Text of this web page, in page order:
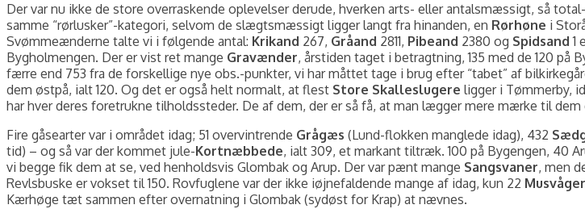
Der var nu ikke de store overraskende oplevelser derude, hverken arts- eller antalsmæssigt, så
samme “rørlusker”-kategori, selvom de slægtsmæssigt ligger langt fra hinanden, en Rørhøne i
Svømmeænderne talte vi i følgende antal: Krikand 267, Gråand 2811, Pibeand 2380 og Spidsand 1
Bygholmengen. Der er vist ret mange Gravænder, årstiden taget i betragtning, 135 med de 120 på
færre end 753 fra de forskellige nye obs.-punkter, vi har måttet tage i brug efter “tabet” af
dem østpå, ialt 120. Og det er også helt normalt, at flest Store Skalleslugere ligger i Tømmerby,
har hver deres foretrukne tilholdssteder. De af dem, der er så få, at man lægger mere mærke til dem
Fire gåsearter var i området idag; 51 overvintrende Grågæs (Lund-flokken manglede idag), 432
tid) – og så var der kommet jule-Kortnæbbede, ialt 309, et markant tiltræk. 100 på Bygengen, 40
vi begge fik dem at se, ved henholdsvis Glombak og Arup. Der var pænt mange Sangsvaner, men
Revlsbuske er vokset til 150. Rovfuglene var der ikke iøjnefaldende mange af idag, kun 22 Musvåger
Kærhøge tæt sammen efter overnatning i Glombak (sydøst for Krap) at nævnes.